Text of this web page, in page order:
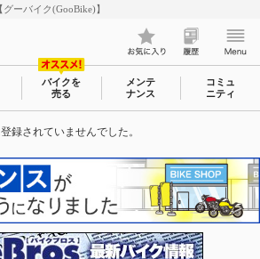
ーバイク(GooBike)】
バイクを
売る
メンテ
ナンス
コミュ
ニティ
録されていませんでした。